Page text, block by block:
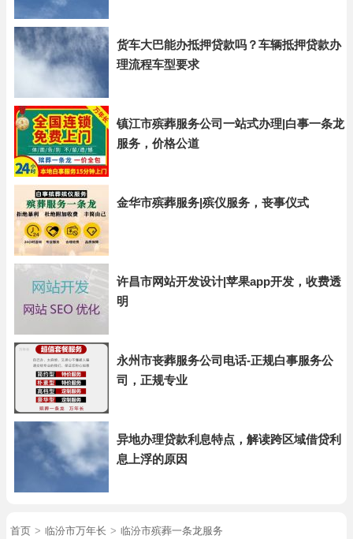
货车大巴能办抵押贷款吗？车辆抵押贷款办
理流程车型要求
镇江市殡葬服务公司一站式办理|白事一条龙
服务，价格公道
金华市殡葬服务|殡仪服务，丧事仪式
许昌市网站开发设计|苹果app开发，收费透
明
永州市丧葬服务公司电话-正规白事服务公
司，正规专业
异地办理贷款利息特点，解读跨区域借贷利
息上浮的原因
首页 > 临汾市万年长 > 临汾市殡葬一条龙服务